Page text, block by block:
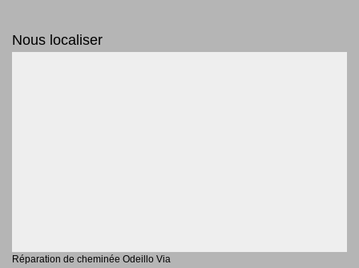
Nous localiser
Réparation de cheminée Odeillo Via